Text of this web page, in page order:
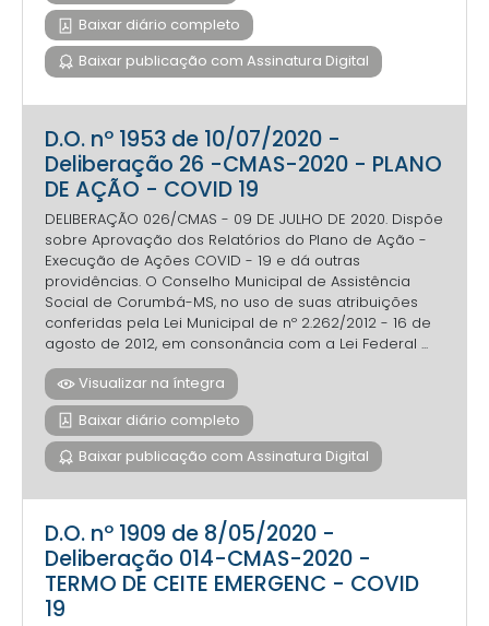
Baixar diário completo
Baixar publicação com Assinatura Digital
D.O. nº 1953 de 10/07/2020 -
Deliberação 26 -CMAS-2020 - PLANO
DE AÇÃO - COVID 19
DELIBERAÇÃO 026/CMAS - 09 DE JULHO DE 2020. Dispõe
sobre Aprovação dos Relatórios do Plano de Ação -
Execução de Ações COVID - 19 e dá outras
providências. O Conselho Municipal de Assistência
Social de Corumbá-MS, no uso de suas atribuições
conferidas pela Lei Municipal de nº 2.262/2012 - 16 de
agosto de 2012, em consonância com a Lei Federal ...
Visualizar na íntegra
Baixar diário completo
Baixar publicação com Assinatura Digital
D.O. nº 1909 de 8/05/2020 -
Deliberação 014-CMAS-2020 -
TERMO DE CEITE EMERGENC - COVID
19